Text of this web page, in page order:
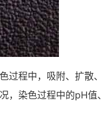
过程中，吸附、扩散
，染色过程中的pH值